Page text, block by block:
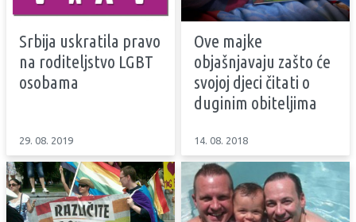
Srbija uskratila pravo
na roditeljstvo LGBT
osobama
29. 08. 2019
Ove majke
objašnjavaju zašto će
svojoj djeci čitati o
duginim obiteljima
14. 08. 2018